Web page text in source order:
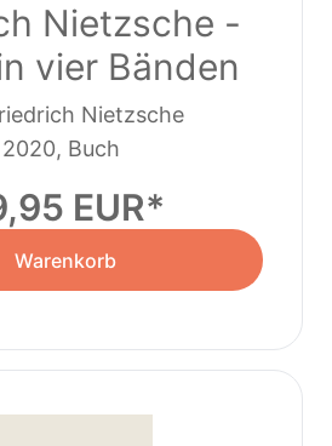
Nietzsche -
vier Bänden
Nietzsche
2020, Buch
EUR
Warenkorb